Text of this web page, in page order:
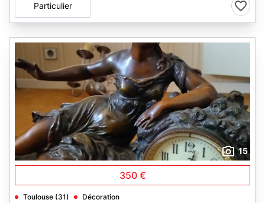
Particulier
15
350 €
Toulouse (31) Décoration